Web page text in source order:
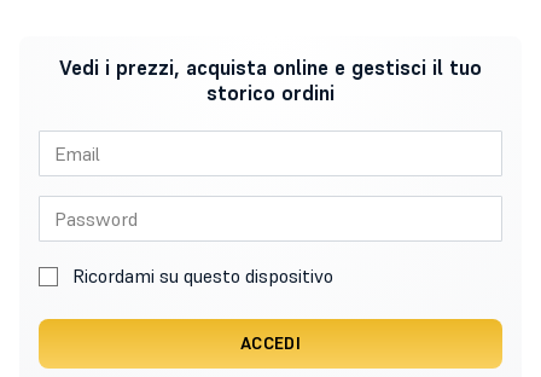
Vedi i prezzi, acquista online e gestisci il tuo
storico ordini
Ricordami su questo dispositivo
ACCEDI